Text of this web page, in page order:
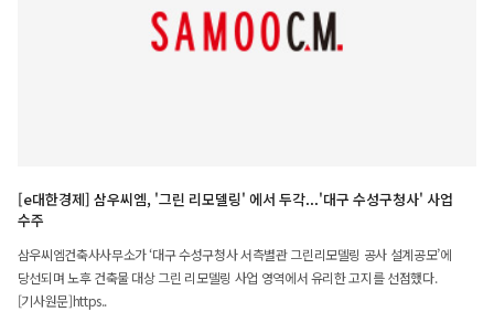
[e대한경제] 삼우씨엠, '그린 리모델링' 에서 두각...'대구 수성구청사' 사업
수주
삼우씨엠건축사사무소가 ‘대구 수성구청사 서측별관 그린리모델링 공사 설계공모’에
당선되며 노후 건축물 대상 그린 리모델링 사업 영역에서 유리한 고지를 선점했다.
[기사원문]https..